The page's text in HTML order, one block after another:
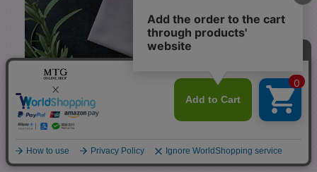
ギフトラッピングをご希望の方は、
ご購入画面の備考欄「ラッピング」に
※ギフトラッピングは無料です。